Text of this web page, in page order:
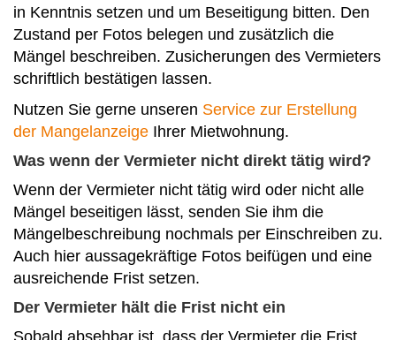
in Kenntnis setzen und um Beseitigung bitten. Den
Zustand per Fotos belegen und zusätzlich die
Mängel beschreiben. Zusicherungen des Vermieters
schriftlich bestätigen lassen.
Nutzen Sie gerne unseren Service zur Erstellung
der Mangelanzeige Ihrer Mietwohnung.
Was wenn der Vermieter nicht direkt tätig wird?
Wenn der Vermieter nicht tätig wird oder nicht alle
Mängel beseitigen lässt, senden Sie ihm die
Mängelbeschreibung nochmals per Einschreiben zu.
Auch hier aussagekräftige Fotos beifügen und eine
ausreichende Frist setzen.
Der Vermieter hält die Frist nicht ein
Sobald absehbar ist, dass der Vermieter die Frist